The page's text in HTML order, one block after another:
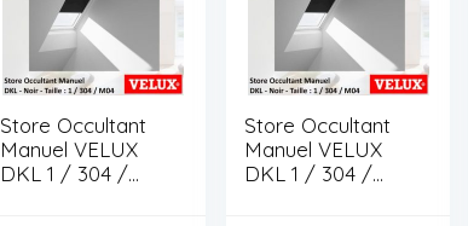
Store Occultant
Manuel VELUX
DKL 1 / 304 /
Store Occultant
Manuel VELUX
DKL 1 / 304 /